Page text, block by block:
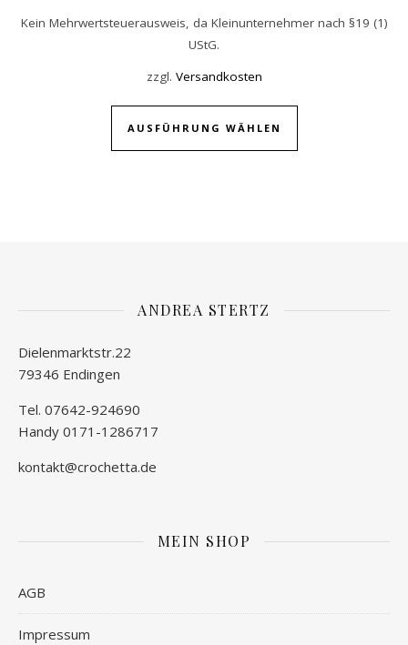
Kein Mehrwertsteuerausweis, da Kleinunternehmer nach §19 (1)
UStG.
zzgl. Versandkosten
AUSFÜHRUNG WÄHLEN
Dieses Produkt
ANDREA STERTZ
Dielenmarktstr.22
79346 Endingen
Tel. 07642-924690
Handy 0171-1286717
kontakt@crochetta.de
MEIN SHOP
AGB
Impressum